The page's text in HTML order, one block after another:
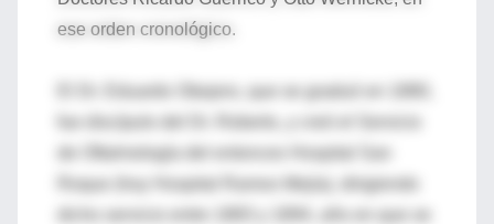
ese orden cronológico.
de Oftalmología del entonces Hospital San
Roque (hoy Hospital Ramos Mejía), dirigiendo